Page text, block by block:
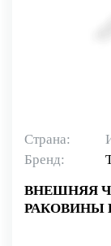
Страна:
Бренд:
ВНЕШНЯЯ
РАКОВИНЫ